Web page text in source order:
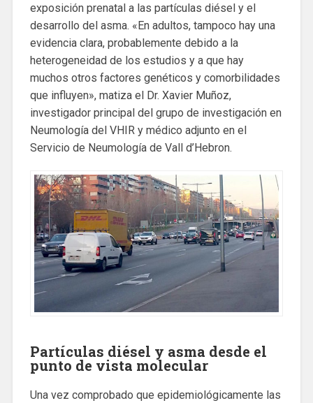
exposición prenatal a las partículas diésel y el
desarrollo del asma. «En adultos, tampoco hay una
evidencia clara, probablemente debido a la
heterogeneidad de los estudios y a que hay
muchos otros factores genéticos y comorbilidades
que influyen», matiza el Dr. Xavier Muñoz,
investigador principal del grupo de investigación en
Neumología del VHIR y médico adjunto en el
Servicio de Neumología de Vall d’Hebron.
Partículas diésel y asma desde el
punto de vista molecular
Una vez comprobado que epidemiológicamente las